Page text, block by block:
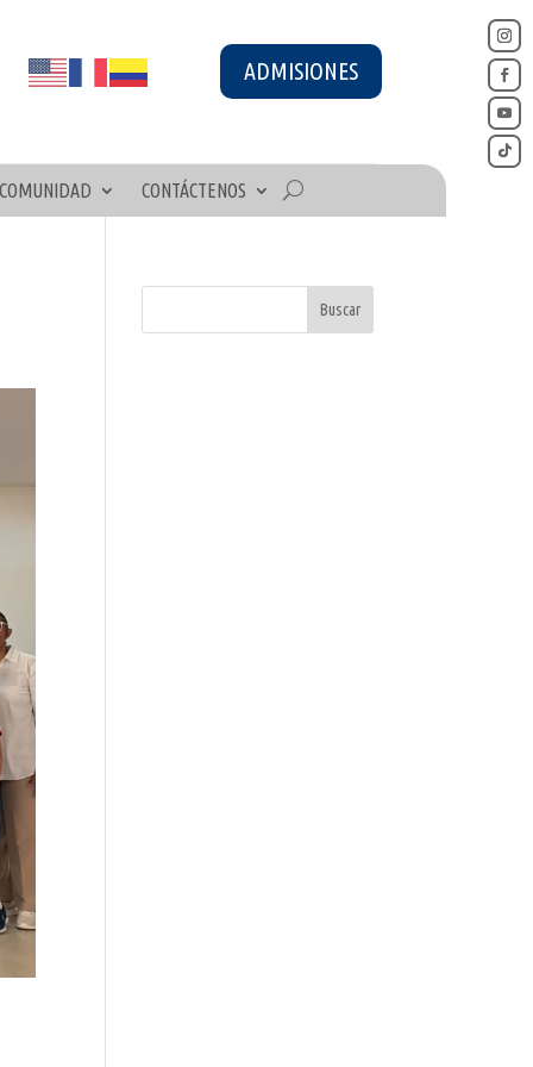
ADMISIONES
COMUNIDAD CONTÁCTENOS